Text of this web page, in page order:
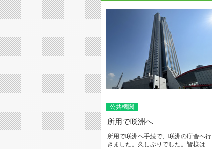
公共機関
所用で咲洲へ
所用で咲洲へ手続で、咲洲の庁舎へ行
きました。久しぶりでした。皆様は